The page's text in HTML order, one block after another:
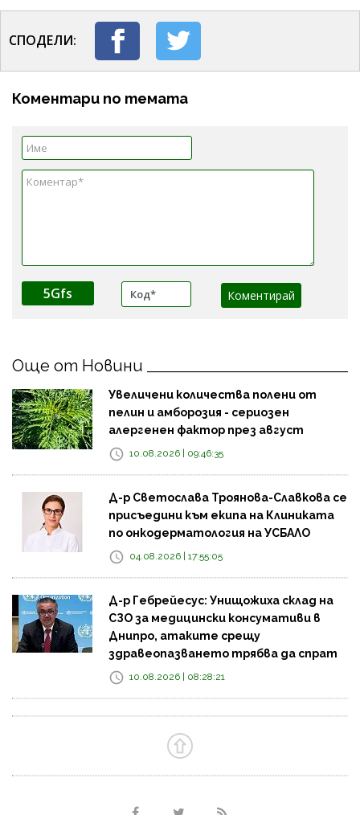
СПОДЕЛИ:
Коментари по темата
5Gfs
Още от Новини
Увеличени количества полени от
пелин и амборозия - сериозен
алергенен фактор през август
10.08.2026 | 09:46:35
Д-р Светослава Троянова-Славкова се
присъедини към екипа на Клиниката
по онкодерматология на УСБАЛО
04.08.2026 | 17:55:05
Д-р Гебрейесус: Унищожиха склад на
СЗО за медицински консумативи в
Днипро, атаките срещу
здравеопазването трябва да спрат
10.08.2026 | 08:28:21